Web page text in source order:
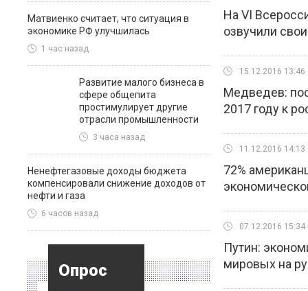
Матвиенко считает, что ситуация в
экономике РФ улучшилась
1 час назад
Развитие малого бизнеса в
сфере общепита
простимулирует другие
отрасли промышленности
3 часа назад
Ненефтегазовые доходы бюджета
компенсировали снижение доходов от
нефти и газа
6 часов назад
Опрос
На VI
озвучили
15.12.2016 13:46
Медведев:
2017 году к
11.12.2016 14:13
72%
07.12.2016 15:34
Путин:
мировых на